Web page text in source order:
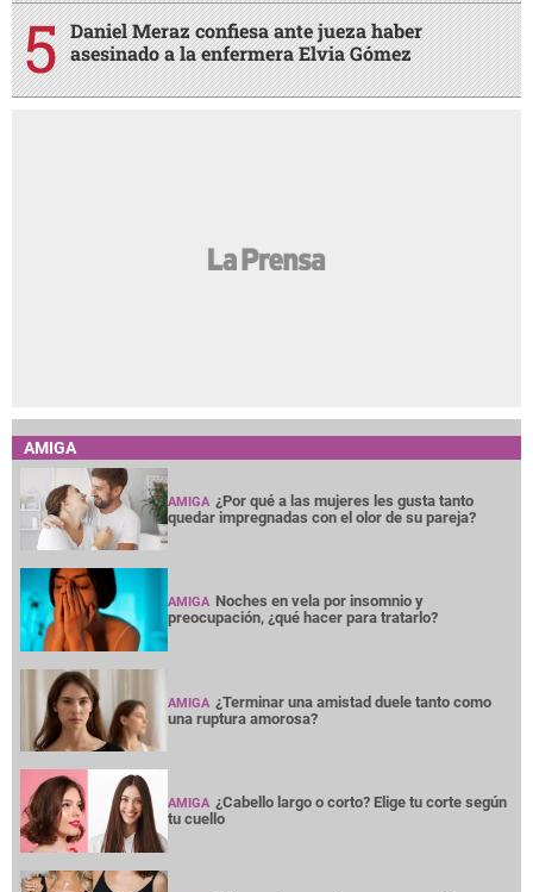
Daniel Meraz confiesa ante jueza haber
asesinado a la enfermera Elvia Gómez
AMIGA
AMIGA ¿Por qué a las mujeres les gusta tanto
quedar impregnadas con el olor de su pareja?
AMIGA Noches en vela por insomnio y
preocupación, ¿qué hacer para tratarlo?
AMIGA ¿Terminar una amistad duele tanto como
una ruptura amorosa?
AMIGA ¿Cabello largo o corto? Elige tu corte según
tu cuello